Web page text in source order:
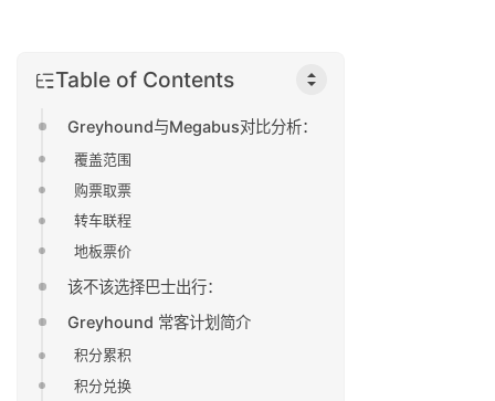
Table of Contents
Greyhound与Megabus对比分析：
覆盖范围
购票取票
转车联程
地板票价
该不该选择巴士出行：
Greyhound 常客计划简介
积分累积
积分兑换